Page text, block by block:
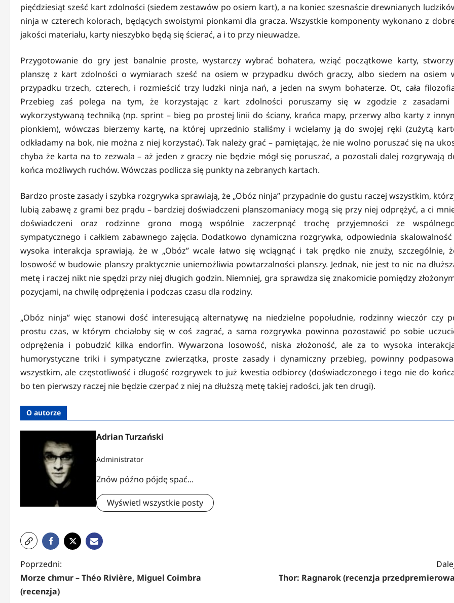
pięćdziesiąt sześć kart zdolności (siedem zestawów po osiem kart), a na koniec szesnaście drewnianych
ninja w czterech kolorach, będących swoistymi pionkami dla gracza. Wszystkie komponenty wykonano z
jakości materiału, karty nieszybko będą się ścierać, a i to przy nieuwadze.
Przygotowanie do gry jest banalnie proste, wystarczy wybrać bohatera, wziąć początkowe karty,
planszę z kart zdolności o wymiarach sześć na osiem w przypadku dwóch graczy, albo siedem na osiem
przypadku trzech, czterech, i rozmieścić trzy ludzki ninja nań, a jeden na swym bohaterze. Ot, cała
Przebieg zaś polega na tym, że korzystając z kart zdolności poruszamy się w zgodzie z
wykorzystywaną techniką (np. sprint – bieg po prostej linii do ściany, krańca mapy, przerwy albo karty z
pionkiem), wówczas bierzemy kartę, na której uprzednio staliśmy i wcielamy ją do swojej ręki (zużytą
odkładamy na bok, nie można z niej korzystać). Tak należy grać – pamiętając, że nie wolno poruszać się na
chyba że karta na to zezwala – aż jeden z graczy nie będzie mógł się poruszać, a pozostali dalej rozgrywają
końca możliwych ruchów. Wówczas podlicza się punkty na zebranych kartach.
Bardzo proste zasady i szybka rozgrywka sprawiają, że „Obóz ninja” przypadnie do gustu raczej wszystkim,
lubią zabawę z grami bez prądu – bardziej doświadczeni planszomaniacy mogą się przy niej odprężyć, a ci
doświadczeni oraz rodzinne grono mogą wspólnie zaczerpnąć trochę przyjemności ze
sympatycznego i całkiem zabawnego zajęcia. Dodatkowo dynamiczna rozgrywka, odpowiednia
wysoka interakcja sprawiają, że w „Obóz” wcale łatwo się wciągnąć i tak prędko nie znuży, szczególnie,
losowość w budowie planszy praktycznie uniemożliwia powtarzalności planszy. Jednak, nie jest to nic na
metę i raczej nikt nie spędzi przy niej długich godzin. Niemniej, gra sprawdza się znakomicie pomiędzy
pozycjami, na chwilę odprężenia i podczas czasu dla rodziny.
„Obóz ninja” więc stanowi dość interesującą alternatywę na niedzielne popołudnie, rodzinny wieczór czy
prostu czas, w którym chciałoby się w coś zagrać, a sama rozgrywka powinna pozostawić po sobie
odprężenia i pobudzić kilka endorfin. Wywarzona losowość, niska złożoność, ale za to wysoka
humorystyczne triki i sympatyczne zwierzątka, proste zasady i dynamiczny przebieg, powinny
wszystkim, ale częstotliwość i długość rozgrywek to już kwestia odbiorcy (doświadczonego i tego nie do
bo ten pierwszy raczej nie będzie czerpać z niej na dłuższą metę takiej radości, jak ten drugi).
O autorze
Adrian Turzański
Administrator
Znów późno pójdę spać...
Wyświetl wszystkie posty
Z
o
Poprzedni:
Morze chmur – Théo Rivière, Miguel Coimbra
(recenzja)
Thor: Ragnarok (recenzja